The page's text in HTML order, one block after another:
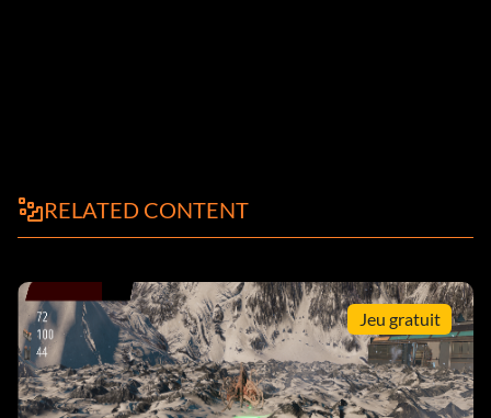
RELATED CONTENT
Jeu gratuit